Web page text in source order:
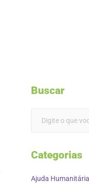
Buscar
Categorias
Ajuda Humanitária